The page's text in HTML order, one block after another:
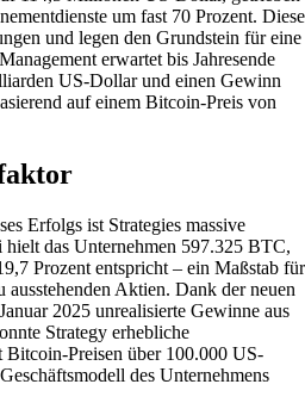
um fast 70 Prozent. Diese
und legen den Grundstein für eine
erwartet bis Jahresende
US-Dollar und einen Gewinn
auf einem Bitcoin-Preis von
Erfolgs ist Strategies massive
das Unternehmen 597.325 BTC,
Prozent entspricht – ein Maßstab für
ausstehenden Aktien. Dank der neuen
2025 unrealisierte Gewinne aus
Strategy erhebliche
Preisen über 100.000 US-
des Unternehmens